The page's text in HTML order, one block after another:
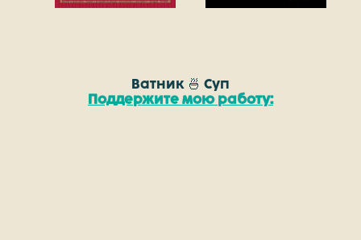
Ватник 🍜 Суп
Поддержите мою работу: